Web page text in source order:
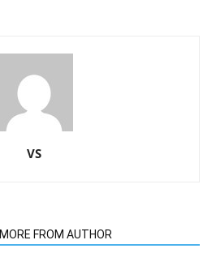
VS
MORE FROM AUTHOR